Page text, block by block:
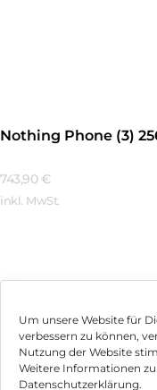
Um unsere Website für
verbessern zu können,
Nutzung der Website
Weitere Informationen
Datenschutzerklärung.
Nothing Phone (3)
743,90 €
inkl. MwSt.
Impressum